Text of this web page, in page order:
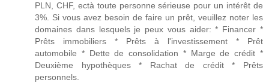
PLN, CHF, ectà toute personne sérieuse pour un intérêt de
3%. Si vous avez besoin de faire un prêt, veuillez noter les
domaines dans lesquels je peux vous aider: * Financer *
Prêts immobiliers * Prêts à l'investissement * Prêt
automobile * Dette de consolidation * Marge de crédit *
Deuxième hypothèques * Rachat de crédit * Prêts
personnels.